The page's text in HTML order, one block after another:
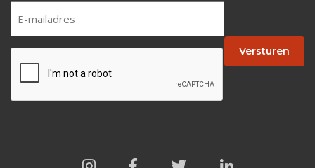
* Versturen